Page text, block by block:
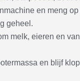
en meng
geheel.
melk, eieren en
en blijf